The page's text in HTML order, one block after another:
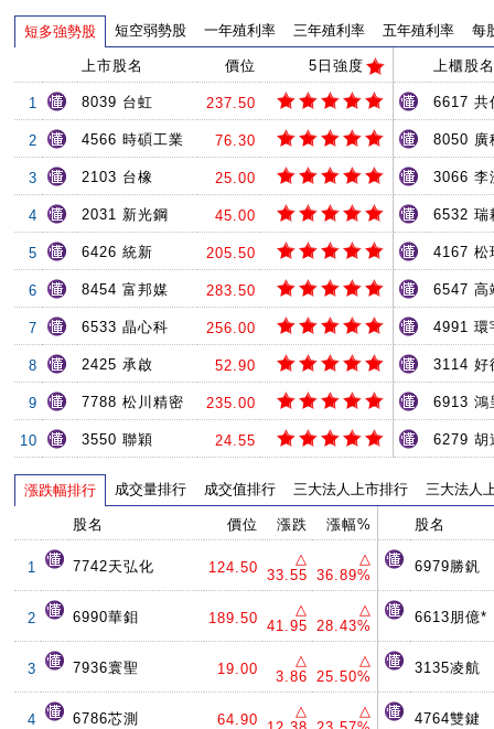
短多強勢股 短空弱勢股 一年殖利率 三年殖利率 五年殖利率 每
上市股名 價位 5日強度
1 8039 台虹 237.50
2 4566 時碩工業 76.30
3 2103 台橡 25.00
4 2031 新光鋼 45.00
5 6426 統新 205.50
6 8454 富邦媒 283.50
7 6533 晶心科 256.00
8 2425 承啟 52.90
9 7788 松川精密 235.00
10 3550 聯穎 24.55
上櫃股名
6617 共
8050 廣
3066 李
6532 瑞
4167 松
6547 高
4991 環
3114 好
6913 鴻
6279 胡
漲跌幅排行 成交量排行 成交值排行 三大法人上市排行 三大法人
股名 價位 漲跌 漲幅%
1 7742天弘化 124.50
△
33.55
△
36.89%
2 6990華鉬 189.50
△
41.95
△
28.43%
3 7936寰聖 19.00
△
3.86
△
25.50%
4 6786芯測 64.90
△
△
股名
6979勝釩
6613朋億*
3135凌航
4764雙鍵